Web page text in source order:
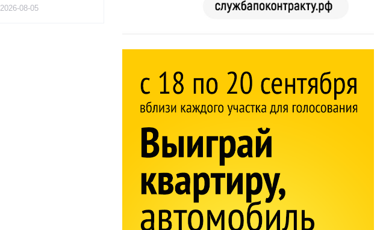
2026-08-05